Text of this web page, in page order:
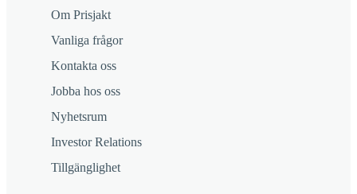
Om Prisjakt
Vanliga frågor
Kontakta oss
Jobba hos oss
Nyhetsrum
Investor Relations
Tillgänglighet